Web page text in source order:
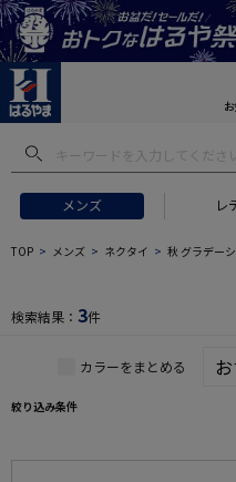
メンズ レ
フトにおすすめ #セットアッ
TOP メンズ ネクタイ 秋 グラデー
検索結果： 3件
カラーをまとめる
絞り込み条件